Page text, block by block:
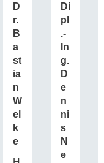
D
r.
B
a
st
ia
n
W
el
k
e
Di
pl
.-
In
g.
D
e
n
ni
s
N
e